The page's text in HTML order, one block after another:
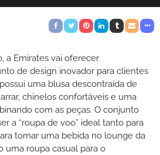
a Emirates vai oferecer
de design inovador para clientes
uma blusa descontraída de
chinelos confortáveis e uma
com as peças. O conjunto
a “roupa de voo” ideal tanto para
tomar uma bebida no lounge da
uma roupa casual para o